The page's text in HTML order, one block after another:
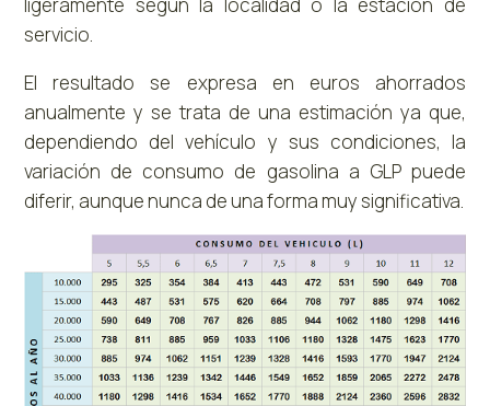
servicio.
El resultado se expresa en euros ahorrados
anualmente y se trata de una estimación ya que,
dependiendo del vehículo y sus condiciones, la
variación de consumo de gasolina a GLP puede
diferir, aunque nunca de una forma muy significativa.